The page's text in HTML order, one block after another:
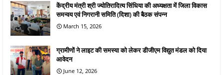
केंद्रीय मंत्री श्री ज्योतिरादित्य सिंधिया की अध्यक्षता में जिला विकास
समन्वय एवं निगरानी समिति (दिशा) की बैठक संपन्न
March 15, 2026
ग्रामीणों ने लाइट की समस्या को लेकर डीजीएम विद्युत मंडल को दिया
आवेदन
June 12, 2026